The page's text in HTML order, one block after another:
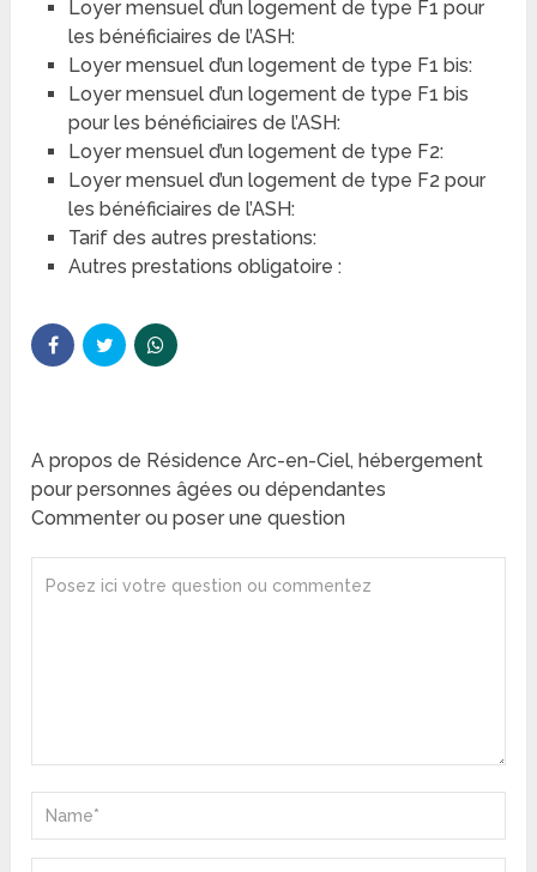
Loyer mensuel d’un logement de type F1 pour
les bénéficiaires de l’ASH:
Loyer mensuel d’un logement de type F1 bis:
Loyer mensuel d’un logement de type F1 bis
pour les bénéficiaires de l’ASH:
Loyer mensuel d’un logement de type F2:
Loyer mensuel d’un logement de type F2 pour
les bénéficiaires de l’ASH:
Tarif des autres prestations:
Autres prestations obligatoire :
A propos de Résidence Arc-en-Ciel, hébergement
pour personnes âgées ou dépendantes
Commenter ou poser une question